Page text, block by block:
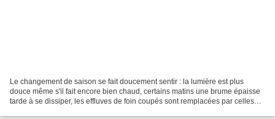
Le changement de saison se fait doucement sentir : la lumière est plus
douce même s'il fait encore bien chaud, certains matins une brume épaisse
tarde à se dissiper, les effluves de foin coupés sont remplacées par celles